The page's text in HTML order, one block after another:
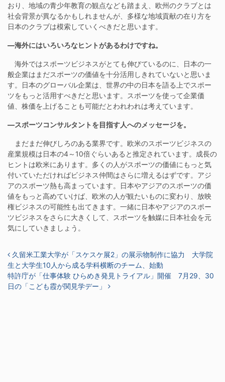
おり、地域の青少年教育の観点なども踏まえ、欧州のクラブとは
社会背景が異なるかもしれませんが、多様な地域貢献の在り方を
日本のクラブは模索していくべきだと思います。
―海外にはいろいろなヒントがあるわけですね。
海外ではスポーツビジネスがとても伸びているのに、日本の一
般企業はまだスポーツの価値を十分活用しきれていないと思いま
す。日本のグローバル企業は、世界の中の日本を語る上でスポー
ツをもっと活用すべきだと思います。スポーツを使って企業価
値、株価を上げることも可能だとわれわれは考えています。
―スポーツコンサルタントを目指す人へのメッセージを。
まだまだ伸びしろのある業界です。欧米のスポーツビジネスの
産業規模は日本の4～10倍ぐらいあると推定されています。成長の
ヒントは欧米にあります。多くの人がスポーツの価値にもっと気
付いていただければビジネス仲間はさらに増えるはずです。アジ
アのスポーツ熱も高まっています。日本やアジアのスポーツの価
値をもっと高めていけば、欧米の人が観たいものに変わり、放映
権ビジネスの可能性も出てきます。一緒に日本やアジアのスポー
ツビジネスをさらに大きくして、スポーツを触媒に日本社会を元
気にしていきましょう。
投稿ナビゲーション
久留米工業大学が「スケスケ展2」の展示物制作に協力 大学院
生と大学生10人から成る学科横断のチーム、始動
特許庁が「仕事体験 ひらめき発見トライアル」開催 7月29、30
日の「こども霞が関見学デー」